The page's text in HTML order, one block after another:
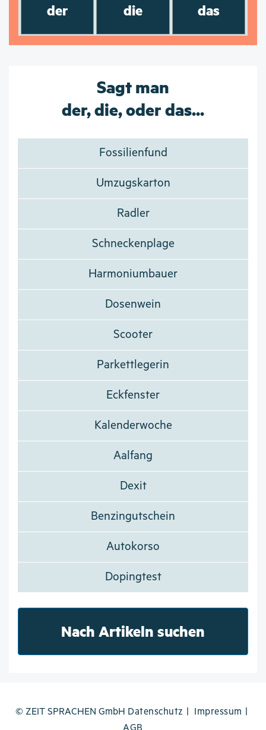
der die das
Sagt man
der, die, oder das...
Fossilienfund
Umzugskarton
Radler
Schneckenplage
Harmoniumbauer
Dosenwein
Scooter
Parkettlegerin
Eckfenster
Kalenderwoche
Aalfang
Dexit
Benzingutschein
Autokorso
Dopingtest
Nach Artikeln suchen
© ZEIT SPRACHEN GmbH Datenschutz
Impressum